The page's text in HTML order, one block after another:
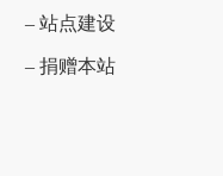
– 站点建设
– 捐赠本站